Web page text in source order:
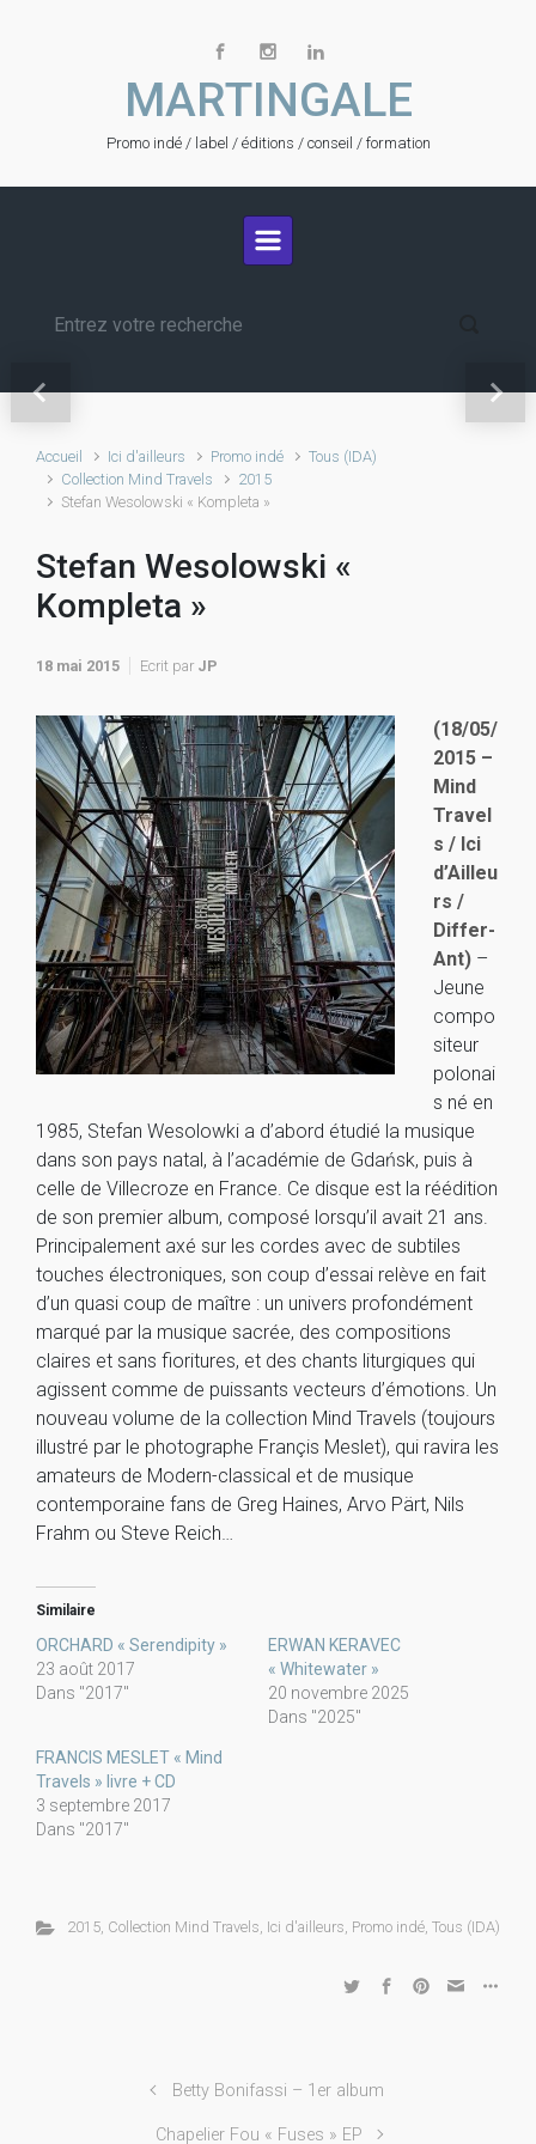
MARTINGALE
Promo indé / label / éditions / conseil / formation
Previous Next
Accueil Ici d'ailleurs Promo indé
Tous (IDA)
Collection Mind Travels
2015
Stefan Wesolowski « Kompleta »
Stefan Wesolowski «
Kompleta »
18 mai 2015 Ecrit par JP
(18/05/
2015 –
Mind
Travel
s / Ici
d’Ailleu
rs /
Differ-
Ant) –
Jeune
compo
siteur
polonai
s né en
1985, Stefan Wesolowki a d’abord étudié la musique
dans son pays natal, à l’académie de Gdańsk, puis à
celle de Villecroze en France. Ce disque est la réédition
de son premier album, composé lorsqu’il avait 21 ans.
Principalement axé sur les cordes avec de subtiles
touches électroniques, son coup d’essai relève en fait
d’un quasi coup de maître : un univers profondément
marqué par la musique sacrée, des compositions
claires et sans fioritures, et des chants liturgiques qui
agissent comme de puissants vecteurs d’émotions. Un
nouveau volume de la collection Mind Travels (toujours
illustré par le photographe Françis Meslet), qui ravira les
amateurs de Modern-classical et de musique
contemporaine fans de Greg Haines, Arvo Pärt, Nils
Frahm ou Steve Reich…
Similaire
ORCHARD « Serendipity »
23 août 2017
Dans "2017"
ERWAN KERAVEC
« Whitewater »
20 novembre 2025
Dans "2025"
FRANCIS MESLET « Mind
Travels » livre + CD
3 septembre 2017
Dans "2017"
2015, Collection Mind Travels, Ici d'ailleurs, Promo indé, Tous (IDA)
Betty Bonifassi – 1er album
Chapelier Fou « Fuses » EP